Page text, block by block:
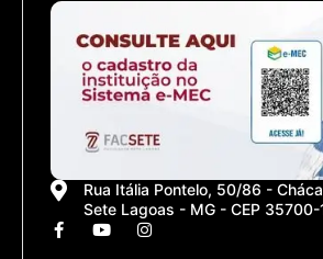
Rua Itália Pontelo, 50/86 -
Sete Lagoas - MG - CEP 35700-
F
a
Y
o
I
n